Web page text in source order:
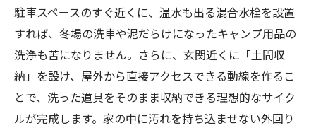
駐車スペースのすぐ近くに、温水も出る混合水栓を設置
すれば、冬場の洗車や泥だらけになったキャンプ用品の
洗浄も苦になりません。さらに、玄関近くに「土間収
納」を設け、屋外から直接アクセスできる動線を作るこ
とで、洗った道具をそのまま収納できる理想的なサイク
ルが完成します。家の中に汚れを持ち込ませない外回り